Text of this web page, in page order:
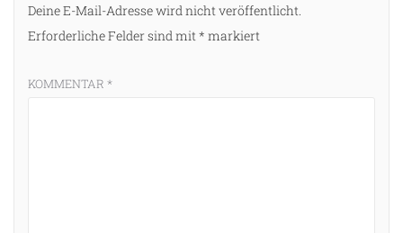
Deine E-Mail-Adresse wird nicht veröffentlicht.
Erforderliche Felder sind mit * markiert
KOMMENTAR *